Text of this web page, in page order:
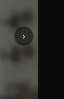
›